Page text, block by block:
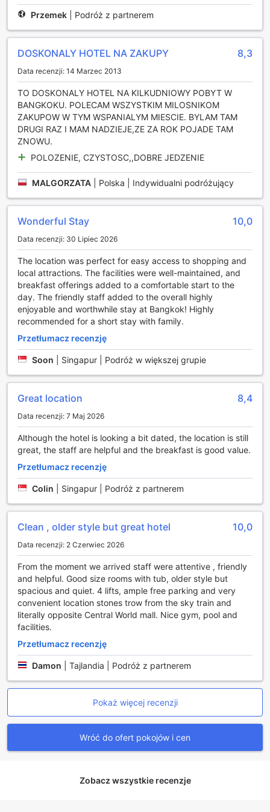
chwilę wytchnienia, oferując intymną atmosferę oraz
możliwość zrelaksowania się w ciepłym otoczeniu. W
Arnoma Grand każdy znajdzie coś dla siebie, a bogata
oferta rozrywkowa sprawi, że Twój pobyt w Bangkoku
będzie pełen przyjemności i relaksu.
Obiekty sportowe w Arnoma Grand w Bangkoku
Arnoma Grand w Bangkoku to idealne miejsce dla
miłośników aktywnego stylu życia. Goście mogą korzystać
z przestronnej siłowni, która jest w pełni wyposażona w
nowoczesny sprzęt fitness, umożliwiający trening zarówno
Co więcej, korzystanie z centrum fitness jest bezpłatne, co
sprawia, że każdy może zadbać o swoją kondycję bez
dodatkowych kosztów.
Dla tych, którzy preferują relaks przy wodzie, hotel oferuje
zarówno wewnętrzny, jak i zewnętrzny basen. Wewnętrzny
basen to doskonałe miejsce na pływanie w komfortowych
piękną zielenią, co stwarza idealne warunki do
wypoczynku po intensywnym treningu. Przy basenie
znajduje się bar, gdzie goście mogą delektować się
orzeźwiającymi napojami, co czyni to miejsce idealnym na
relaks po dniu pełnym aktywności.
Udogodnienia w Arnoma Grand: Komfort i Wygoda na
Arnoma Grand w Bangkoku to idealne miejsce dla
podróżnych, którzy cenią sobie wygodę i komfort. Hotel
oferuje 24-godzinną obsługę pokojową, co oznacza, że
dowolnym momencie dnia lub nocy. Dodatkowo, usługi
pralni i czyszczenia na sucho zapewniają, że Twoje ubrania
zawsze będą wyglądały świeżo i schludnie, co jest
niezwykle istotne podczas dłuższych pobytów.
Bezpieczeństwo i wygoda gości są priorytetem w Arnoma
Grand. Hotel dysponuje sejfami, w których można
przechowywać cenne przedmioty, a także usługą
konsjerża, która pomoże w organizacji atrakcji i transportu.
pozwala na łatwe łączenie się z Internetem zarówno w
pokojach, jak i w przestrzeniach publicznych. Dodatkowo,
goście mogą skorzystać z przechowalni bagażu oraz
codziennej usługi sprzątania, co sprawia, że pobyt w
bezproblemowy.
Udogodnienia transportowe w Arnoma Grand
Arnoma Grand w Bangkoku to idealne miejsce dla
podróżnych, którzy cenią sobie wygodę i elastyczność w
podróżach. Hotel oferuje transport z i na lotnisko, co
sprawia, że dotarcie do i z miejsca zakwaterowania jest
niezwykle proste i komfortowe. Dodatkowo, goście mogą
skorzystać z usług wynajmu samochodów, co pozwala na
Bangkoku we własnym tempie.
Dla tych, którzy preferują korzystanie z komunikacji
wygodne usługi taksówkowe oraz pomoc w zakupie
biletów na lokalne atrakcje. Hotel dysponuje także
oferuje możliwość samodzielnego parkowania bez
Przemek Podróż z partnerem
DOSKONALY HOTEL NA ZAKUPY 8,3
Data recenzji: 14 Marzec 2013
TO DOSKONALY HOTEL NA KILKUDNIOWY POBYT W
BANGKOKU. POLECAM WSZYSTKIM MILOSNIKOM
ZAKUPOW W TYM WSPANIALYM MIESCIE. BYLAM TAM
DRUGI RAZ I MAM NADZIEJE,ZE ZA ROK POJADE TAM
ZNOWU.
POLOZENIE, CZYSTOSC,,DOBRE JEDZENIE
MALGORZATA Polska | Indywidualni podróżujący
Wonderful Stay 10,0
Data recenzji: 30 Lipiec 2026
The location was perfect for easy access to shopping and
local attractions. The facilities were well-maintained, and
breakfast offerings added to a comfortable start to the
day. The friendly staff added to the overall highly
enjoyable and worthwhile stay at Bangkok! Highly
recommended for a short stay with family.
Przetłumacz recenzję
Soon Singapur | Podróż w większej grupie
Great location 8,4
Data recenzji: 7 Maj 2026
Although the hotel is looking a bit dated, the location is still
great, the staff are helpful and the breakfast is good value.
Przetłumacz recenzję
Colin Singapur | Podróż z partnerem
Clean , older style but great hotel 10,0
Data recenzji: 2 Czerwiec 2026
From the moment we arrived staff were attentive , friendly
and helpful. Good size rooms with tub, older style but
spacious and quiet. 4 lifts, ample free parking and very
convenient location stones trow from the sky train and
literally opposite Central World mall. Nice gym, pool and
facilities.
Przetłumacz recenzję
Damon Tajlandia | Podróż z partnerem
Pokaż więcej recenzji
Wróć do ofert pokojów i cen
Zobacz wszystkie recenzje